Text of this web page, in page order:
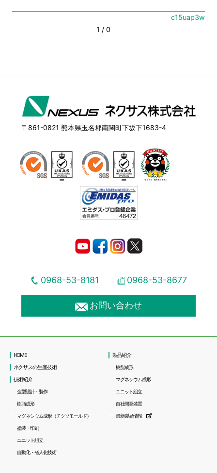
c15uap3w
1 / 0
〒861-0821 熊本県玉名郡南関町下坂下1683-4
0968-53-8181 0968-53-8677
お問い合わせ
HOME
ネクサスの生産技術
技術紹介
金型設計・製作
樹脂成形
マグネシウム成形（チクソモールド）
塗装・印刷
ユニット組立
自動化・省人化技術
製品紹介
樹脂成形
マグネシウム成形
ユニット組立
自社開発装置
最新製品情報